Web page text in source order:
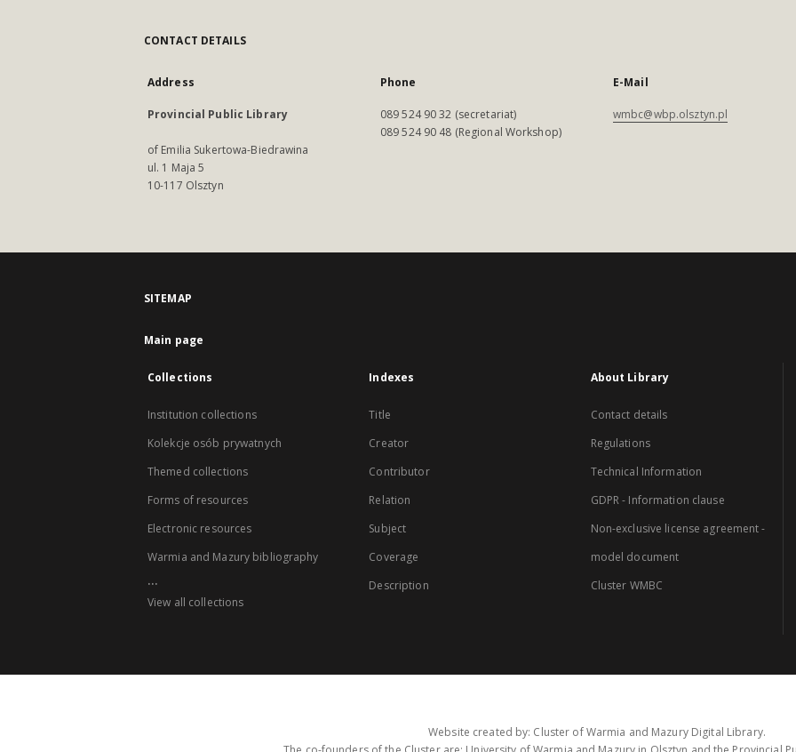
CONTACT DETAILS
Address
Provincial Public Library
of Emilia Sukertowa-Biedrawina
ul. 1 Maja 5
10-117 Olsztyn
Phone
089 524 90 32 (secretariat)
089 524 90 48 (Regional Workshop)
E-Mail
wmbc@wbp.olsztyn.pl
SITEMAP
Main page
Collections
Institution collections
Kolekcje osób prywatnych
Themed collections
Forms of resources
Electronic resources
Warmia and Mazury bibliography
...
View all collections
Indexes
Title
Creator
Contributor
Relation
Subject
Coverage
Description
About Library
Contact details
Regulations
Technical Information
GDPR - Information clause
Non-exclusive license agreement -
model document
Cluster WMBC
Website created by: Cluster of Warmia and Mazury Digital Library.